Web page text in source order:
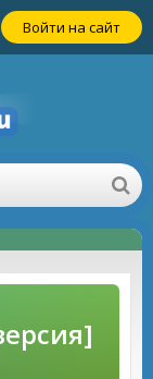
Войти на сайт